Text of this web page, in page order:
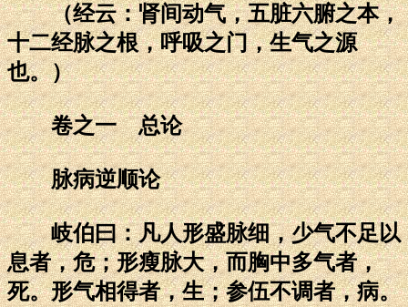
（经云：肾间动气，五脏六腑之本，
十二经脉之根，呼吸之门，生气之源
也。）
卷之一 总论
脉病逆顺论
岐伯曰：凡人形盛脉细，少气不足以
息者，危；形瘦脉大，而胸中多气者，
死。形气相得者，生；参伍不调者，病。